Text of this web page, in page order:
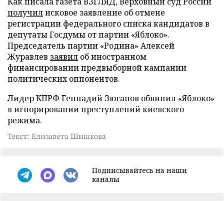
получилисковое заявление об отмене
регистрации федерального списка кандидатов в
депутаты Госдумы от партии «Яблоко».
Председатель партии «Родина» Алексей
Журавлев заявил об иностранном
финансировании предвыборной кампании
политических оппонентов.
Лидер КПРФ Геннадий Зюганов обвинил «Яблоко»
в игнорировании преступлений киевского
режима.
Текст: Елизавета Шишкова
Подписывайтесь на наши
каналы